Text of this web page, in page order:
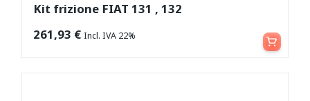
Kit frizione FIAT 131 , 132
261,93 € Incl. IVA 22% Leggi tutto